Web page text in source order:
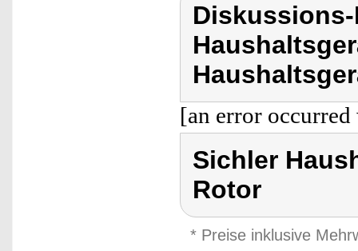
[an error
Sichler
Rotor
* Preise inklusive